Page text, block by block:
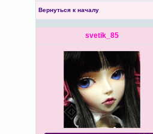
Вернуться к началу
svetik_85